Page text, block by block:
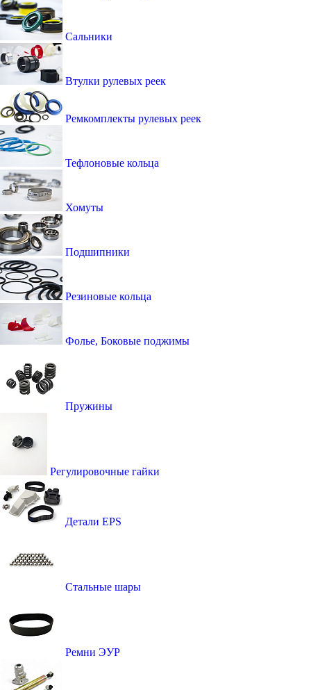
Сальники
Втулки рулевых реек
Ремкомплекты рулевых реек
Тефлоновые кольца
Хомуты
Подшипники
Резиновые кольца
Фолье, Боковые поджимы
Пружины
Регулировочные гайки
Детали EPS
Стальные шары
Ремни ЭУР